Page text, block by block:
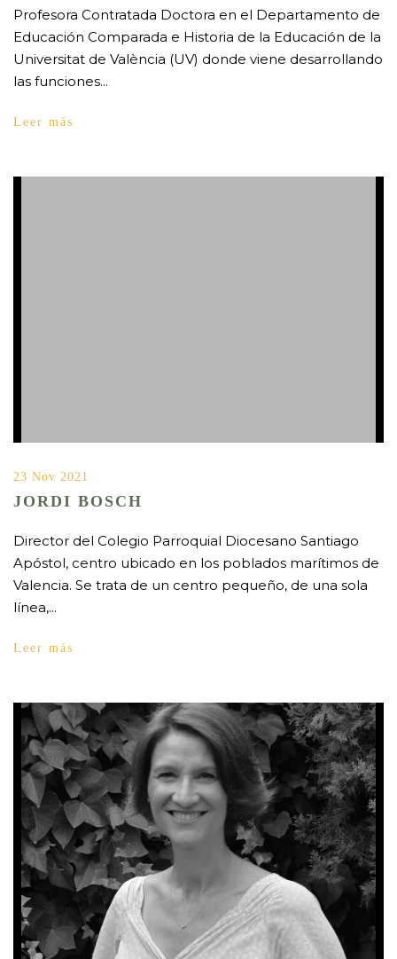
Profesora Contratada Doctora en el Departamento de
Educación Comparada e Historia de la Educación de la
Universitat de València (UV) donde viene desarrollando
las funciones...
Leer más
23 Nov 2021
JORDI BOSCH
Director del Colegio Parroquial Diocesano Santiago
Apóstol, centro ubicado en los poblados marítimos de
Valencia. Se trata de un centro pequeño, de una sola
línea,...
Leer más